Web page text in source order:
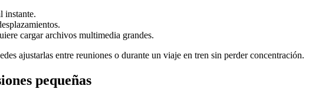
instante.
cargar archivos multimedia grandes.
ajustarlas entre reuniones o durante un viaje en tren sin perder concentración.
pequeñas